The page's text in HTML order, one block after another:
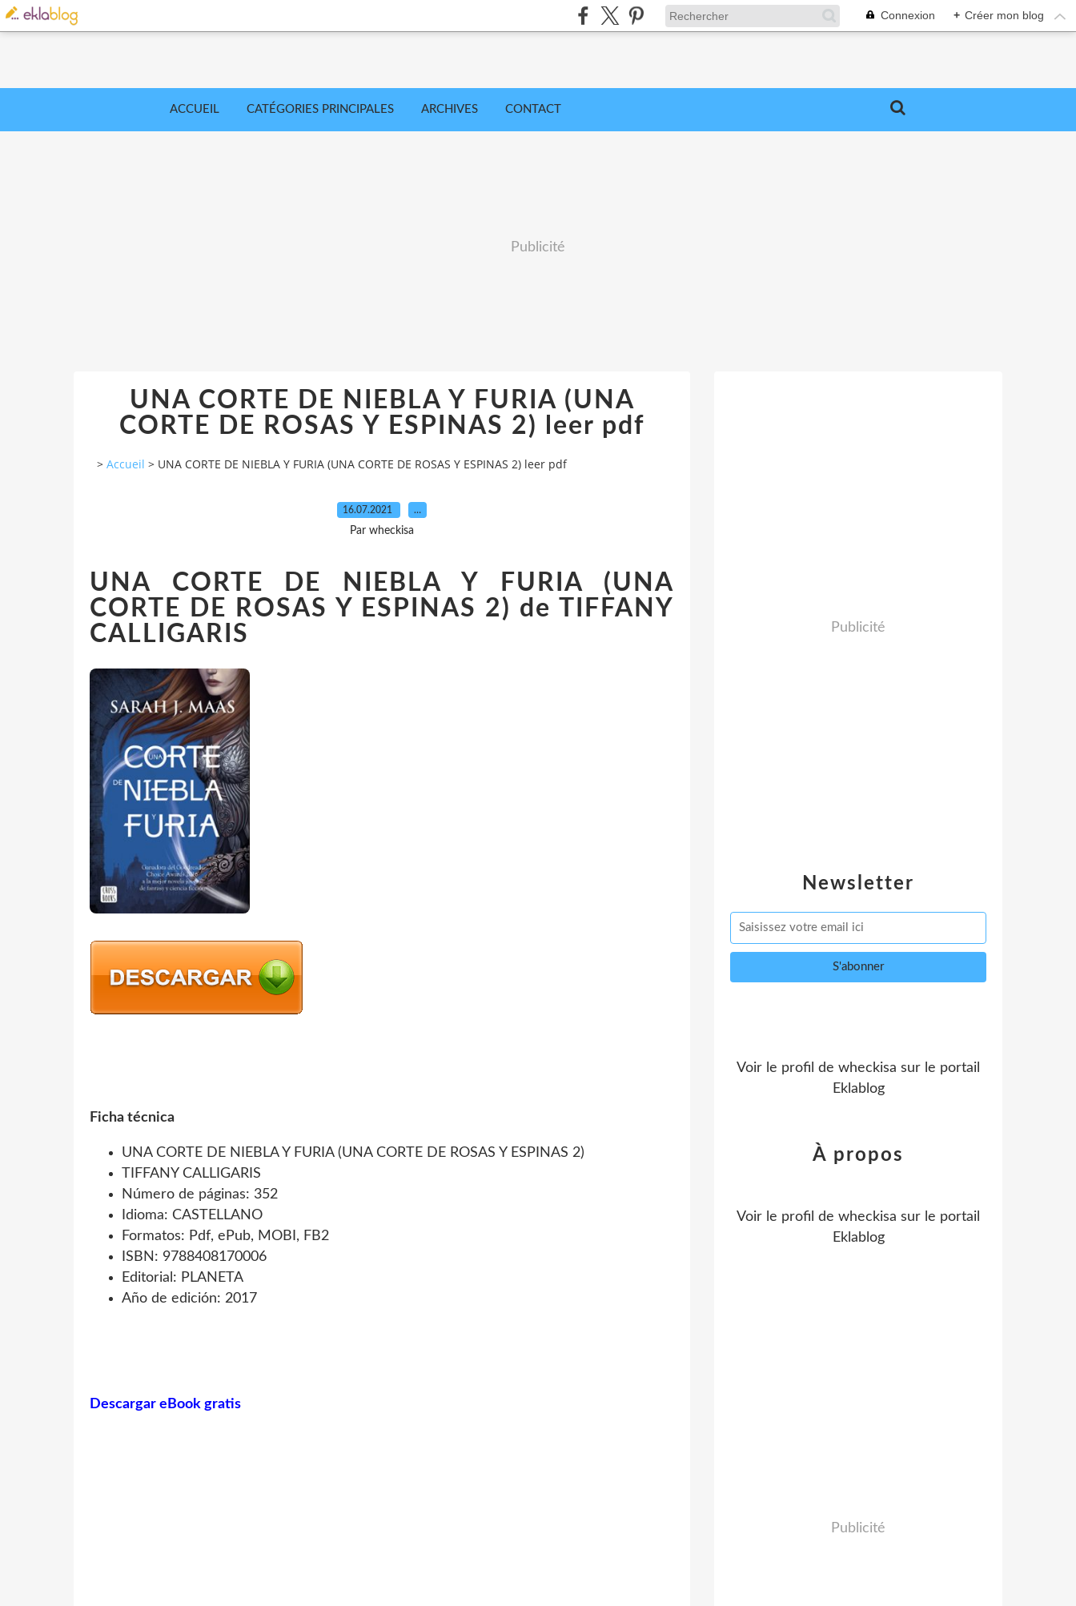
Connexion + Créer mon blog
ACCUEIL CATÉGORIES PRINCIPALES ARCHIVES CONTACT
Publicité
UNA CORTE DE NIEBLA Y FURIA (UNA
CORTE DE ROSAS Y ESPINAS 2) leer pdf
> Accueil > UNA CORTE DE NIEBLA Y FURIA (UNA CORTE DE ROSAS Y ESPINAS 2) leer pdf
16.07.2021 …
Par wheckisa
UNA CORTE DE NIEBLA Y FURIA (UNA
CORTE DE ROSAS Y ESPINAS 2) de TIFFANY
CALLIGARIS
Ficha técnica
UNA CORTE DE NIEBLA Y FURIA (UNA CORTE DE ROSAS Y ESPINAS 2)
TIFFANY CALLIGARIS
Número de páginas: 352
Idioma: CASTELLANO
Formatos: Pdf, ePub, MOBI, FB2
ISBN: 9788408170006
Editorial: PLANETA
Año de edición: 2017
Descargar eBook gratis
Newsletter
Publicité
Voir le profil de wheckisa sur le portail
Eklablog
À propos
Voir le profil de wheckisa sur le portail
Eklablog
Publicité